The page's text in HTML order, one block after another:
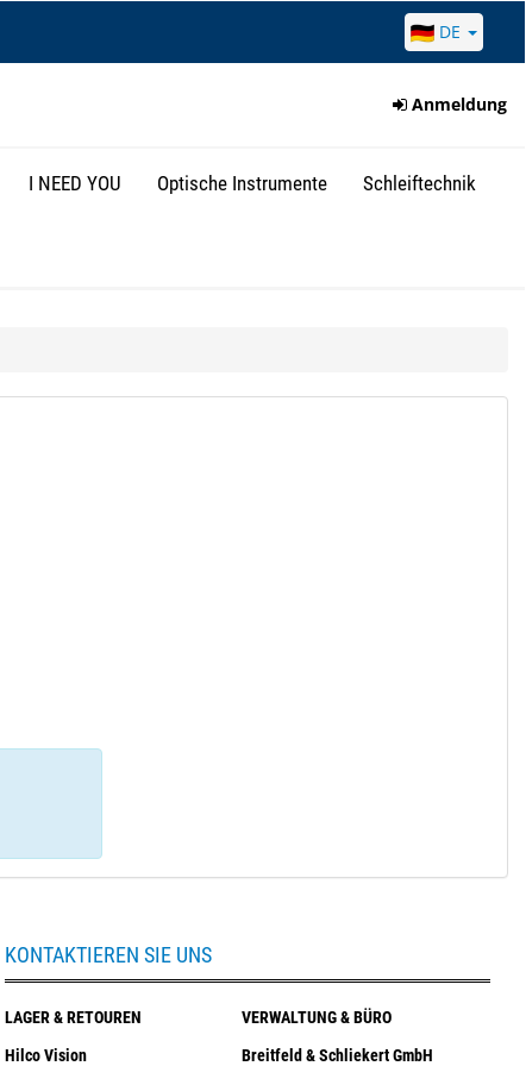
DE
Anmeldung
I NEED YOU Optische Instrumente Schleiftechnik
KONTAKTIEREN SIE UNS
LAGER & RETOUREN
Hilco Vision
VERWALTUNG & BÜRO
Breitfeld & Schliekert GmbH